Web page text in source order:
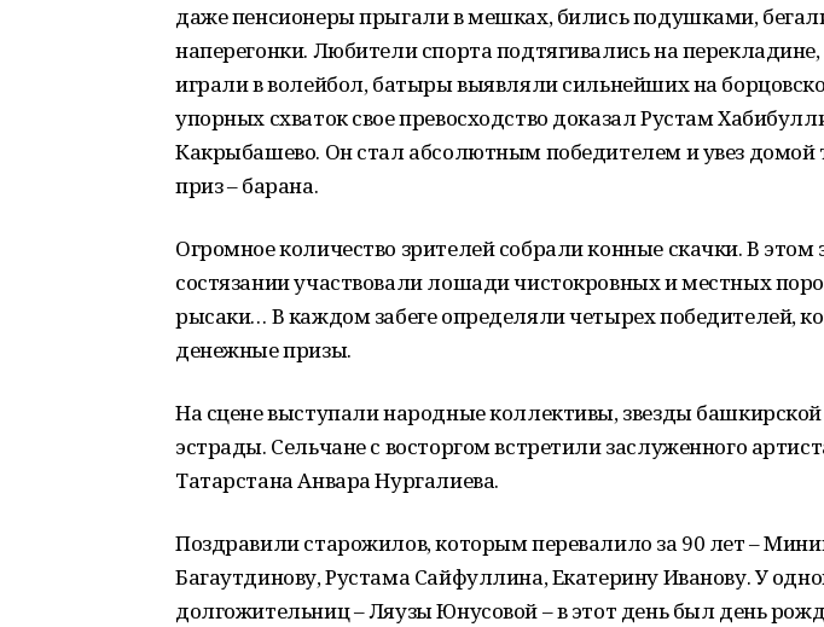
даже пенсионеры прыгали в мешках, бились подушками,
наперегонки. Любители спорта подтягивались на перекладине,
играли в волейбол, батыры выявляли сильнейших на
упорных схваток свое превосходство доказал Рустам
Какрыбашево. Он стал абсолютным победителем и увез
приз – барана.
Огромное количество зрителей собрали конные скачки. В
состязании участвовали лошади чистокровных и местных
рысаки… В каждом забеге определяли четырех победителей,
денежные призы.
На сцене выступали народные коллективы, звезды
эстрады. Сельчане с восторгом встретили заслуженного
Татарстана Анвара Нургалиева.
Поздравили старожилов, которым перевалило за 90 лет –
Багаутдинову, Рустама Сайфуллина, Екатерину Иванову. У
долгожительниц – Ляузы Юнусовой – в этот день был день